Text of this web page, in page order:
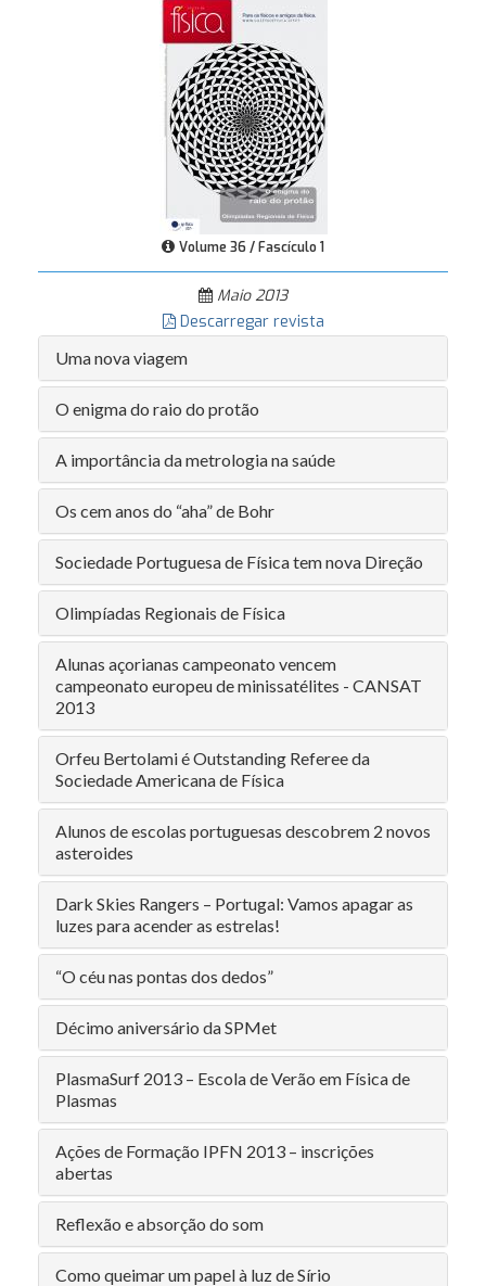
Volume 36 / Fascículo 1
Maio 2013
Descarregar revista
Uma nova viagem
O enigma do raio do protão
A importância da metrologia na saúde
Os cem anos do “aha” de Bohr
Sociedade Portuguesa de Física tem nova Direção
Olimpíadas Regionais de Física
Alunas açorianas campeonato vencem
campeonato europeu de minissatélites - CANSAT
2013
Orfeu Bertolami é Outstanding Referee da
Sociedade Americana de Física
Alunos de escolas portuguesas descobrem 2 novos
asteroides
Dark Skies Rangers – Portugal: Vamos apagar as
luzes para acender as estrelas!
“O céu nas pontas dos dedos”
Décimo aniversário da SPMet
PlasmaSurf 2013 – Escola de Verão em Física de
Plasmas
Ações de Formação IPFN 2013 – inscrições
abertas
Reflexão e absorção do som
Como queimar um papel à luz de Sírio